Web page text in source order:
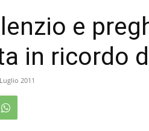
e
in ricordo
2011